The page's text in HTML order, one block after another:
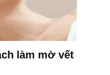
làm mờ vết